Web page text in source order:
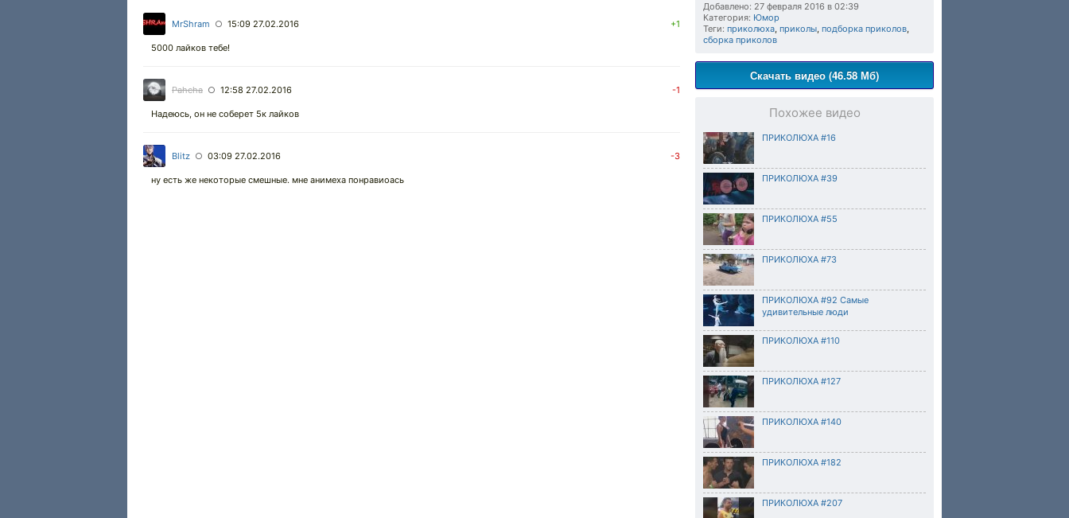
Добавлено: 27 февраля 2016 в 02:39
Категория: Юмор
Теги: приколюха, приколы, подборка приколов,
сборка приколов
Скачать видео (46.58 Мб)
Похожее видео
ПРИКОЛЮХА #16
ПРИКОЛЮХА #39
ПРИКОЛЮХА #55
ПРИКОЛЮХА #73
ПРИКОЛЮХА #92 Самые
удивительные люди
ПРИКОЛЮХА #110
ПРИКОЛЮХА #127
ПРИКОЛЮХА #140
ПРИКОЛЮХА #182
ПРИКОЛЮХА #207
MrShram ○ 15:09 27.02.2016 +1
5000 лайков тебе!
Pahcha ○ 12:58 27.02.2016 -1
Надеюсь, он не соберет 5к лайков
Blitz ○ 03:09 27.02.2016 -3
ну есть же некоторые смешные. мне анимеха понравиоась